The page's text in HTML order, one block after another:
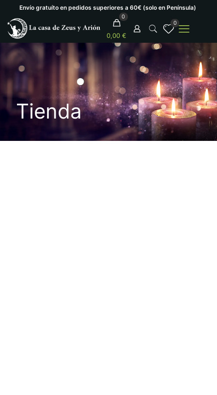
Envío gratuíto en pedidos superiores a 60€ (solo en Península)
0
0,00 €
0
Tienda